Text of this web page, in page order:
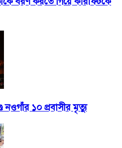
নওগাঁর ১০ প্রবাসীর মৃত্যু